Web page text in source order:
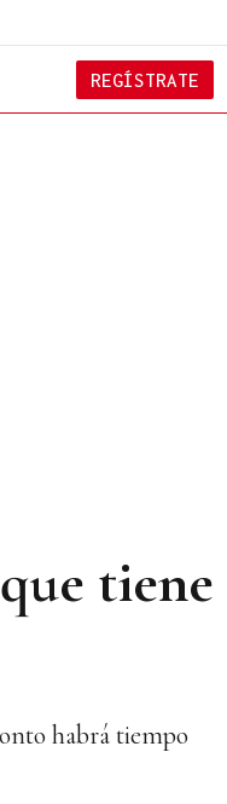
REGÍSTRATE
tiene
habrá tiempo